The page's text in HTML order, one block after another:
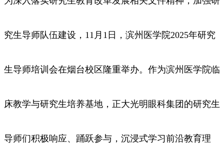
究生导师队伍建设，11月1日，滨州医学院2025年研究
生导师培训会在烟台校区隆重举办。作为滨州医学院临
床教学与研究生培养基地，正大光明眼科集团的研究生
导师们积极响应、踊跃参与，沉浸式学习前沿教育理